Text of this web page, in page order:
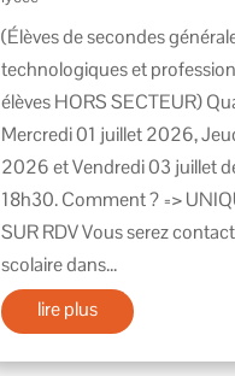
(Élèves de secondes
technologiques et
élèves HORS SECTEUR)
Mercredi 01 juillet 2026,
2026 et Vendredi 03 juillet
18h30. Comment ? =>
SUR RDV Vous serez
scolaire dans...
lire plus